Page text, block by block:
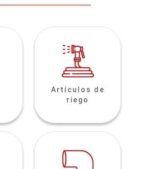
Artículos de
riego